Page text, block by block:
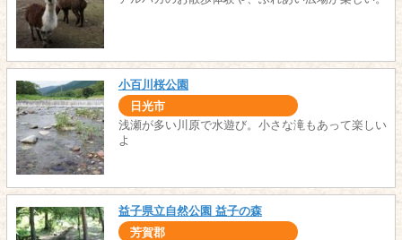
小百川桜公園
日光市
浅瀬が多い川原で水遊び。小さな滝もあって楽しい
よ
益子県立自然公園 益子の森
芳賀郡